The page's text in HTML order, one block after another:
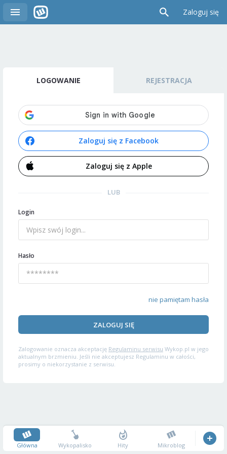
Zaloguj się
LOGOWANIE REJESTRACJA
Zaloguj się z Facebook
Zaloguj się z Apple
LUB
Login
Hasło
nie pamiętam hasła
ZALOGUJ SIĘ
Zalogowanie oznacza akceptację Regulaminu serwisu Wykop.pl w jego
aktualnym brzmieniu. Jeśli nie akceptujesz Regulaminu w całości,
prosimy o niekorzystanie z serwisu.
Główna Wykopalisko Hity Mikroblog